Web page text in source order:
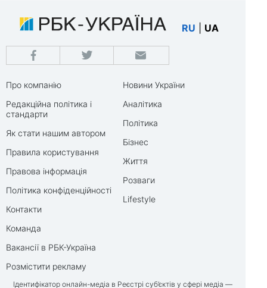
RU UA
Про компанію
Редакційна політика і
стандарти
Як стати нашим автором
Правила користування
Правова інформація
Політика конфіденційності
Контакти
Команда
Вакансії в РБК-Україна
Розмістити рекламу
Новини України
Аналітика
Політика
Бізнес
Життя
Розваги
Lifestyle
Ідентифікатор онлайн-медіа в Реєстрі суб’єктів у сфері медіа —